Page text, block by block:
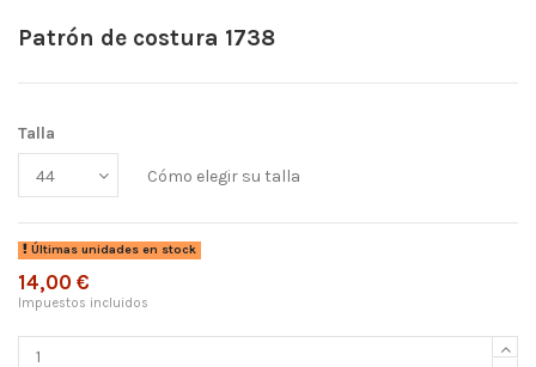
Patrón de costura 1738
Talla
Cómo elegir su talla
Últimas unidades en stock
14,00 €
Impuestos incluidos